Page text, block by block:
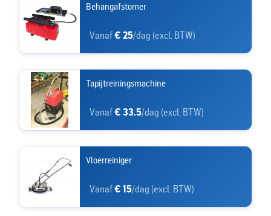
Behangafstomer
Vanaf€ 25/dag (excl. BTW)
Tapijtreiningsmachine
Vanaf€ 33.5/dag (excl. BTW)
Vloerreiniger
Vanaf€ 15/dag (excl. BTW)